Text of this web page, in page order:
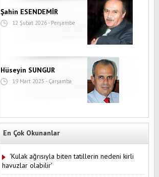
Şahin ESENDEMİR
12 Şubat 2026 - Perşembe
Hüseyin SUNGUR
19 Mart 2025 - Çarşamba
En Çok Okunanlar
'Kulak ağrısıyla biten tatillerin nedeni kirli
havuzlar olabilir'